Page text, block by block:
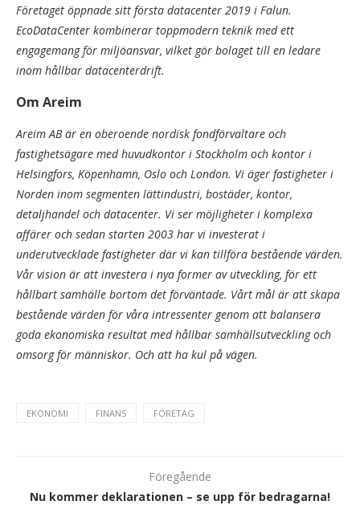
Företaget öppnade sitt första datacenter 2019 i Falun.
EcoDataCenter kombinerar toppmodern teknik med ett
engagemang för miljöansvar, vilket gör bolaget till en ledare
inom hållbar datacenterdrift.
Om Areim
Areim AB är en oberoende nordisk fondförvaltare och
fastighetsägare med huvudkontor i Stockholm och kontor i
Helsingfors, Köpenhamn, Oslo och London. Vi äger fastigheter i
Norden inom segmenten lättindustri, bostäder, kontor,
detaljhandel och datacenter. Vi ser möjligheter i komplexa
affärer och sedan starten 2003 har vi investerat i
underutvecklade fastigheter där vi kan tillföra bestående värden.
Vår vision är att investera i nya former av utveckling, för ett
hållbart samhälle bortom det förväntade. Vårt mål är att skapa
bestående värden för våra intressenter genom att balansera
goda ekonomiska resultat med hållbar samhällsutveckling och
omsorg för människor. Och att ha kul på vägen.
EKONOMI FINANS FÖRETAG
Föregående
Nu kommer deklarationen – se upp för bedragarna!